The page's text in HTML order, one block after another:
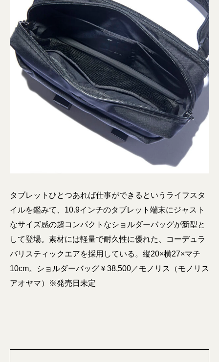
タブレットひとつあれば仕事ができるというライフスタ
イルを鑑みて、10.9インチのタブレット端末にジャスト
なサイズ感の超コンパクトなショルダーバッグが新型と
して登場。素材には軽量で耐久性に優れた、コーデュラ
バリスティックエアを採用している。縦20×横27×マチ
10cm。ショルダーバッグ￥38,500／モノリス（モノリス
アオヤマ）※発売日未定